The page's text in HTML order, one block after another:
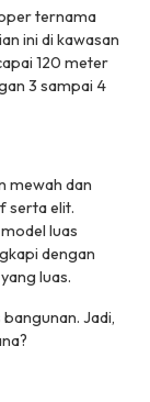
ternama
ini di kawasan
120 meter
3 sampai 4
mewah dan
serta elit.
luas
dengan
luas.
Jadi,